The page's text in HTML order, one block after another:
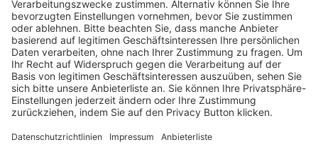
Schulungsangebot Vereinsmitarbeiter
BFV-Geschäftsstellen
Trainerbörse
Login SpielPlus
FOLGE DEM BFV